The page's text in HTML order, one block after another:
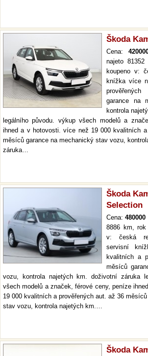
Škoda
Cena:
najeto
koupeno v:
knížka více
garance na
kontrola
legálního původu. výkup všech modelů a
ihned a v hotovosti. více než 19 000 kvalitních
měsíců garance na mechanický stav vozu,
záruka…
Škoda
Selection
Cena:480000
8886 km, rok
v: česká
servisní
kvalitních a
měsíců
vozu, kontrola najetých km. doživotní záruka
všech modelů a značek, férové ceny, peníze
19 000 kvalitních a prověřených aut. až 36
stav vozu, kontrola najetých km.…
Škoda